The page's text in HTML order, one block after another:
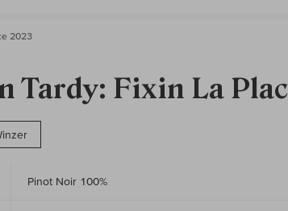
2023
Tardy: Fixin La
Pinot Noir 100%